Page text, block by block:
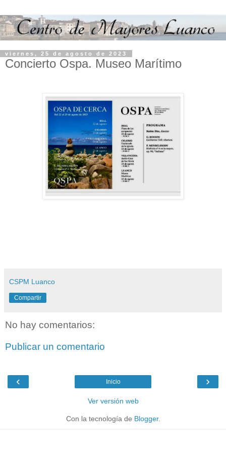
viernes, 25 de agosto de 2023
Concierto Ospa. Museo Marítimo
CSPM Luanco
Compartir
No hay comentarios:
Publicar un comentario
‹ ›
Inicio
Ver versión web
Con la tecnología de Blogger.